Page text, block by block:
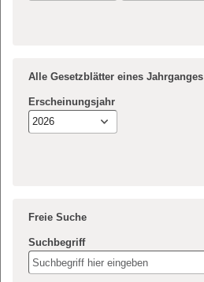
Alle Gesetzblätter eines Jahrganges
Erscheinungsjahr
2026
Freie Suche
Suchbegriff